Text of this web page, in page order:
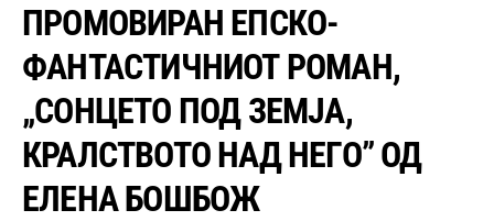
ПРОМОВИРАН ЕПСКО-
ФАНТАСТИЧНИОТ РОМАН,
„СОНЦЕТО ПОД ЗЕМЈА,
КРАЛСТВОТО НАД НЕГО” ОД
ЕЛЕНА БОШБОЖ